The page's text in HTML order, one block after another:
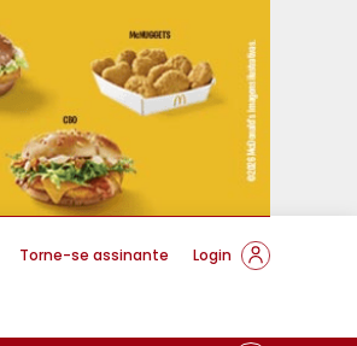
Torne-se assinante Login